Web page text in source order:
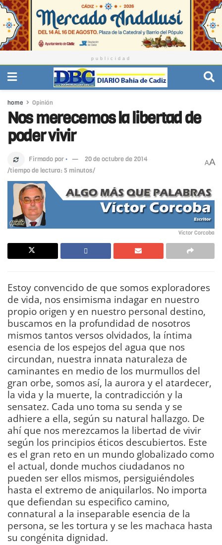
publicidad
home Opinión
Nos merecemos la libertad de
poder vivir
Firmado por ·
20 de octubre de 2014
/tiempo de lectura: 5 minutos/
AA
Víctor Corcoba
Estoy convencido de que somos exploradores
de vida, nos ensimisma indagar en nuestro
propio origen y en nuestro personal destino,
buscamos en la profundidad de nosotros
mismos tantos versos olvidados, la íntima
esencia de los espejos del agua que nos
circundan, nuestra innata naturaleza de
caminantes en medio de los murmullos del
gran orbe, somos así, la aurora y el atardecer,
la vida y la muerte, la contradicción y la
sensatez. Cada uno toma su senda y se
adhiere a ella, según su natural hallazgo. De
ahí que nos merezcamos la libertad de vivir
según los principios éticos descubiertos. Este
es el gran reto en un mundo globalizado como
el actual, donde muchos ciudadanos no
pueden ser ellos mismos, persiguiéndoles
hasta el extremo de aniquilarlos. No importa
que defiendan su especifico camino,
connatural a la inseparable esencia de la
persona, se les tortura y se les machaca hasta
su congénita dignidad.